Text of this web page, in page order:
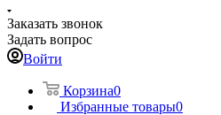
Заказать звонок
Задать вопрос
Войти
Корзина0
Избранные товары0